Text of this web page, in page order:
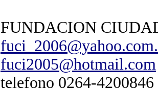
FUNDACION
fuci2005@hotmail.com
telefono 0264-4200846